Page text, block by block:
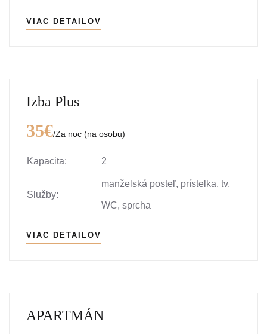
VIAC DETAILOV
Izba Plus
35€/Za noc (na osobu)
Kapacita: 2
Služby:
manželská posteľ, prístelka, tv,
WC, sprcha
VIAC DETAILOV
APARTMÁN